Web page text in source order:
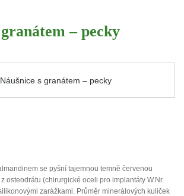
– pecky
se pyšní tajemnou temně červenou
osteodrátu (chirurgické oceli pro implantáty W.Nr.
zarážkami. Průměr minerálových kuliček